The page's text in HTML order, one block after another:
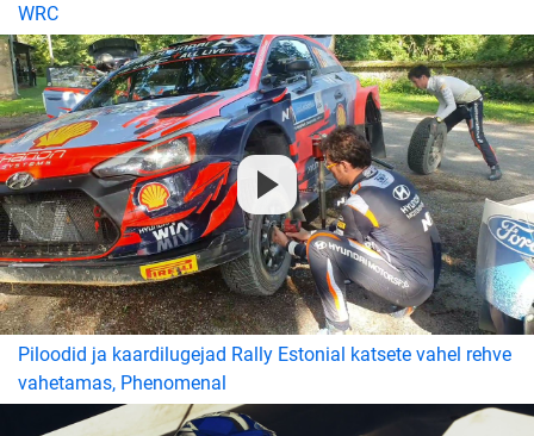
WRC
Piloodid ja kaardilugejad Rally Estonial katsete vahel rehve
vahetamas, Phenomenal